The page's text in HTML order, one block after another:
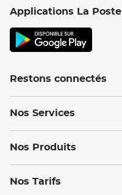
Applications La Poste
Restons connectés
Nos Services
Nos Produits
Nos Tarifs